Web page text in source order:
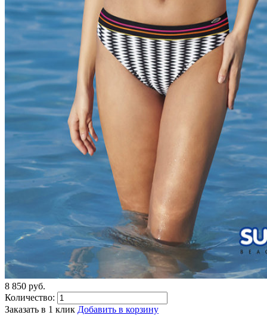
8 850 pуб.
Количество:
Заказать в 1 клик Добавить в корзину